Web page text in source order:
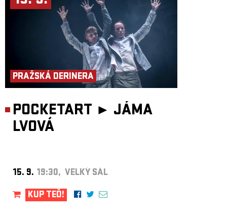
PRAŽSKÁ DERINERA
POCKETART ► JÁMA
LVOVÁ
15. 9. 19:30, VELKÝ SÁL
KUP TEĎ!